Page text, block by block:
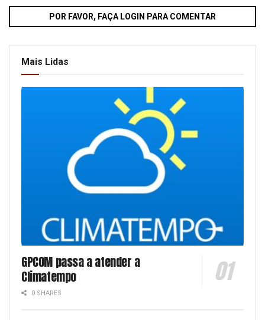
POR FAVOR, FAÇA LOGIN PARA COMENTAR
Mais Lidas
GPCOM passa a atender a
Climatempo
0 SHARES